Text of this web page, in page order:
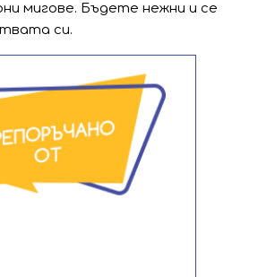
мигове. Бъдете нежни и се
си.